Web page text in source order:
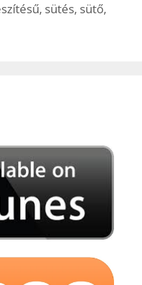
, sütés, sütő,